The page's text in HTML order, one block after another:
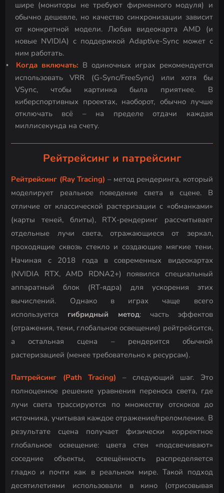
шире (мониторы не требуют фирменного модуля) и
обычно дешевле, но качество синхронизации зависит
от конкретной модели. Любая видеокарта AMD (и
новые NVIDIA) с поддержкой Adaptive-Sync может с
ним работать.
Когда включать: В одиночных играх рекомендуется
использовать VRR (G-Sync/FreeSync) или хотя бы
VSync, чтобы картинка была приятнее. В
киберспортивных проектах, наоборот, обычно лучше
отключать всё – на пределе отдачи каждая
миллисекунда на счету.
Рейтрейсинг и патрейсинг
Рейтрейсинг (Ray Tracing) – метод рендеринга, который
моделирует реальное поведение света в сцене. В
отличие от классической растеризации с «обманками»
(карты теней, блиты), RTX-рендеринг рассчитывает
отдельные лучи света, отражающиеся от зеркал,
проходящие сквозь стекло и создающие мягкие тени.
Начиная с 2018 года в современных видеокартах
(NVIDIA RTX, AMD RDNA2+) появился специальный
аппаратный блок (RT-ядра) для ускорения этих
вычислений. Однако в играх чаще всего
используется гибридный метод: часть эффектов
(отражения, тени, глобальное освещение) рейтрейсится,
а остальная сцена – рендерится обычной
растеризацией (менее требовательно к ресурсам).
Паттрейсинг (Path Tracing) – следующий шаг. Это
полноценное решение уравнения переноса света, где
лучи света трассируются по множеству отскоков до
источника, учитывая каждое отражение/преломление. В
результате сцена получает физически корректное
глобальное освещение: цвета стен «подсвечивают»
соседние объекты, освещённость распределяется
гладко и почти как в реальном мире. Такой подход
десятилетиями использовали в кино (отрисовывая